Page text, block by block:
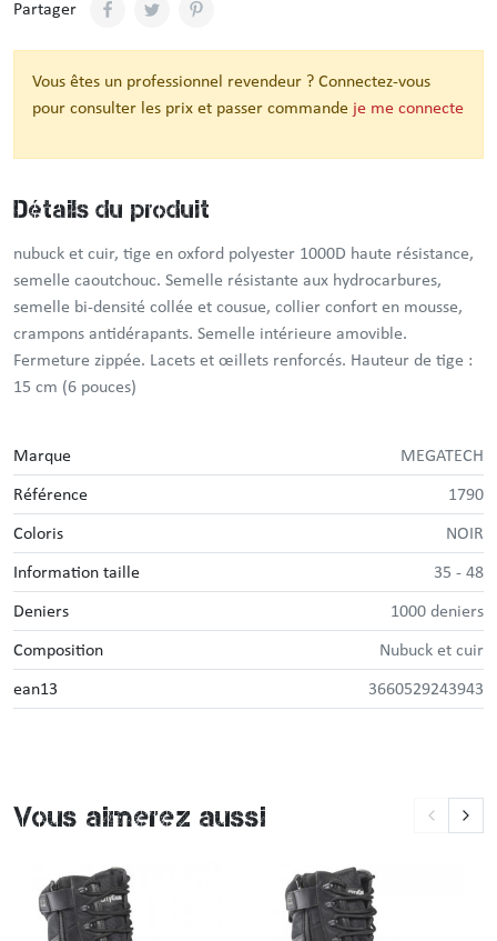
Partager
Vous êtes un professionnel revendeur ? Connectez-vous
pour consulter les prix et passer commande je me connecte
Détails du produit
nubuck et cuir, tige en oxford polyester 1000D haute résistance,
semelle caoutchouc. Semelle résistante aux hydrocarbures,
semelle bi-densité collée et cousue, collier confort en mousse,
crampons antidérapants. Semelle intérieure amovible.
Fermeture zippée. Lacets et œillets renforcés. Hauteur de tige :
15 cm (6 pouces)
Marque MEGATECH
Référence 1790
Coloris NOIR
Information taille 35 - 48
Deniers 1000 deniers
Composition Nubuck et cuir
ean13 3660529243943
Vous aimerez aussi